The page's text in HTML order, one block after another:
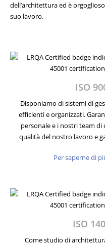
dell’architettura ed è
suo lavoro.
ISO
Disponiamo di sistemi di
efficienti e organizzati.
personale e i nostri team
qualità del nostro lavoro e
Per saperne di
ISO
Come studio di